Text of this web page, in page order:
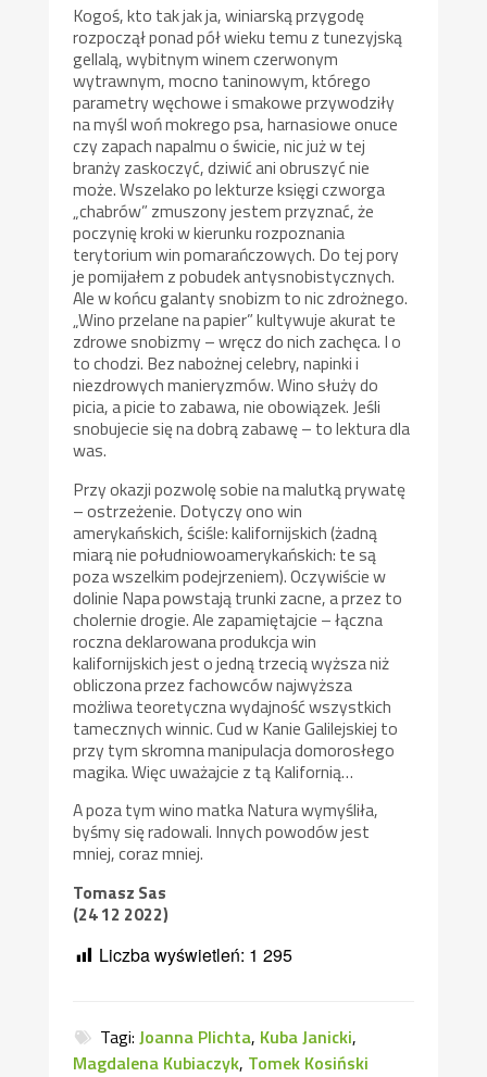
Kogoś, kto tak jak ja, winiarską przygodę
rozpoczął ponad pół wieku temu z tunezyjską
gellalą, wybitnym winem czerwonym
wytrawnym, mocno taninowym, którego
parametry węchowe i smakowe przywodziły
na myśl woń mokrego psa, harnasiowe onuce
czy zapach napalmu o świcie, nic już w tej
branży zaskoczyć, dziwić ani obruszyć nie
może. Wszelako po lekturze księgi czworga
„chabrów” zmuszony jestem przyznać, że
poczynię kroki w kierunku rozpoznania
terytorium win pomarańczowych. Do tej pory
je pomijałem z pobudek antysnobistycznych.
Ale w końcu galanty snobizm to nic zdrożnego.
„Wino przelane na papier” kultywuje akurat te
zdrowe snobizmy – wręcz do nich zachęca. I o
to chodzi. Bez nabożnej celebry, napinki i
niezdrowych manieryzmów. Wino służy do
picia, a picie to zabawa, nie obowiązek. Jeśli
snobujecie się na dobrą zabawę – to lektura dla
was.
Przy okazji pozwolę sobie na malutką prywatę
– ostrzeżenie. Dotyczy ono win
amerykańskich, ściśle: kalifornijskich (żadną
miarą nie południowoamerykańskich: te są
poza wszelkim podejrzeniem). Oczywiście w
dolinie Napa powstają trunki zacne, a przez to
cholernie drogie. Ale zapamiętajcie – łączna
roczna deklarowana produkcja win
kalifornijskich jest o jedną trzecią wyższa niż
obliczona przez fachowców najwyższa
możliwa teoretyczna wydajność wszystkich
tamecznych winnic. Cud w Kanie Galilejskiej to
przy tym skromna manipulacja domorosłego
magika. Więc uważajcie z tą Kalifornią…
A poza tym wino matka Natura wymyśliła,
byśmy się radowali. Innych powodów jest
mniej, coraz mniej.
Tomasz Sas
(24 12 2022)
Liczba wyświetleń: 1 295
Tagi:Joanna Plichta, Kuba Janicki,
Magdalena Kubiaczyk, Tomek Kosiński